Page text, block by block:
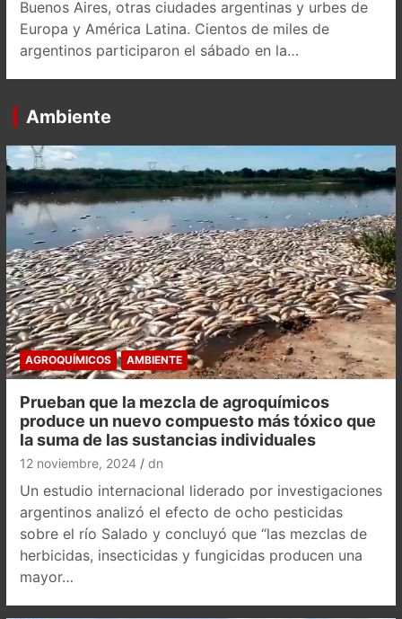
Buenos Aires, otras ciudades argentinas y urbes de
Europa y América Latina. Cientos de miles de
argentinos participaron el sábado en la…
Ambiente
AGROQUÍMICOS AMBIENTE
Prueban que la mezcla de agroquímicos
produce un nuevo compuesto más tóxico que
la suma de las sustancias individuales
12 noviembre, 2024 dn
Un estudio internacional liderado por investigaciones
argentinos analizó el efecto de ocho pesticidas
sobre el río Salado y concluyó que “las mezclas de
herbicidas, insecticidas y fungicidas producen una
mayor…